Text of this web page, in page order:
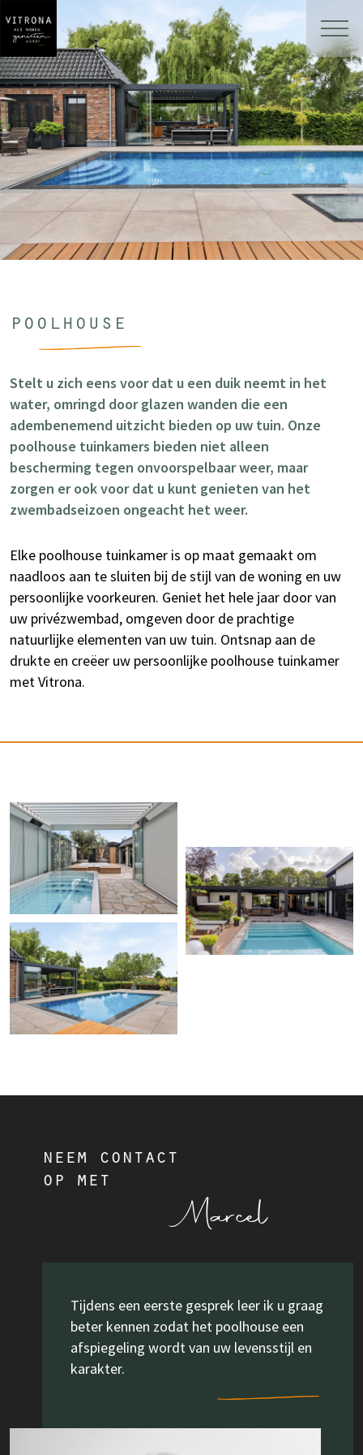
poolhouse
Stelt u zich eens voor dat u een duik neemt in het
water, omringd door glazen wanden die een
adembenemend uitzicht bieden op uw tuin. Onze
poolhouse tuinkamers bieden niet alleen
bescherming tegen onvoorspelbaar weer, maar
zorgen er ook voor dat u kunt genieten van het
zwembadseizoen ongeacht het weer.
Elke poolhouse tuinkamer is op maat gemaakt om
naadloos aan te sluiten bij de stijl van de woning en uw
persoonlijke voorkeuren. Geniet het hele jaar door van
uw privézwembad, omgeven door de prachtige
natuurlijke elementen van uw tuin. Ontsnap aan de
drukte en creëer uw persoonlijke poolhouse tuinkamer
met Vitrona.
neem contact
op met
Marcel
Tijdens een eerste gesprek leer ik u graag
beter kennen zodat het poolhouse een
afspiegeling wordt van uw levensstijl en
karakter.